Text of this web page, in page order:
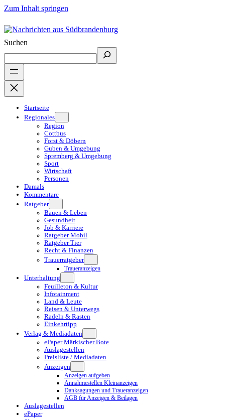
Zum Inhalt springen
Suchen
Startseite
Regionales
Region
Cottbus
Forst & Döbern
Guben & Umgebung
Spremberg & Umgebung
Sport
Wirtschaft
Personen
Damals
Kommentare
Ratgeber
Bauen & Leben
Gesundheit
Job & Karriere
Ratgeber Mobil
Ratgeber Tier
Recht & Finanzen
Trauerratgeber
Traueranzeigen
Unterhaltung
Feuilleton & Kultur
Infotainment
Land & Leute
Reisen & Unterwegs
Radeln & Rasten
Einkehrtipp
Verlag & Mediadaten
ePaper Märkischer Bote
Auslagestellen
Preisliste / Mediadaten
Anzeigen
Anzeigen aufgeben
Annahmestellen Kleinanzeigen
Danksagungen und Traueranzeigen
AGB für Anzeigen & Beilagen
Auslagestellen
ePaper